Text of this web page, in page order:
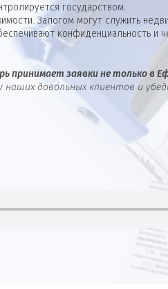
государством.
Залогом могут служить
конфиденциальность и
принимает заявки не только в
довольных клиентов и